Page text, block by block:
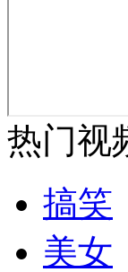
外交部：反
外交部：有
热门视
搞笑
美女